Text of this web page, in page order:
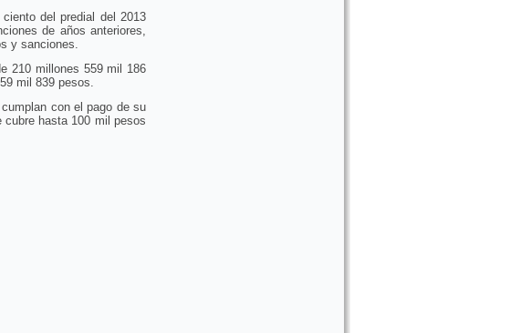
del predial del 2013
de años anteriores,
y sanciones.
210 millones 559 mil 186
mil 839 pesos.
con el pago de su
cubre hasta 100 mil pesos